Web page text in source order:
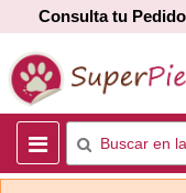
Consulta tu Pedido